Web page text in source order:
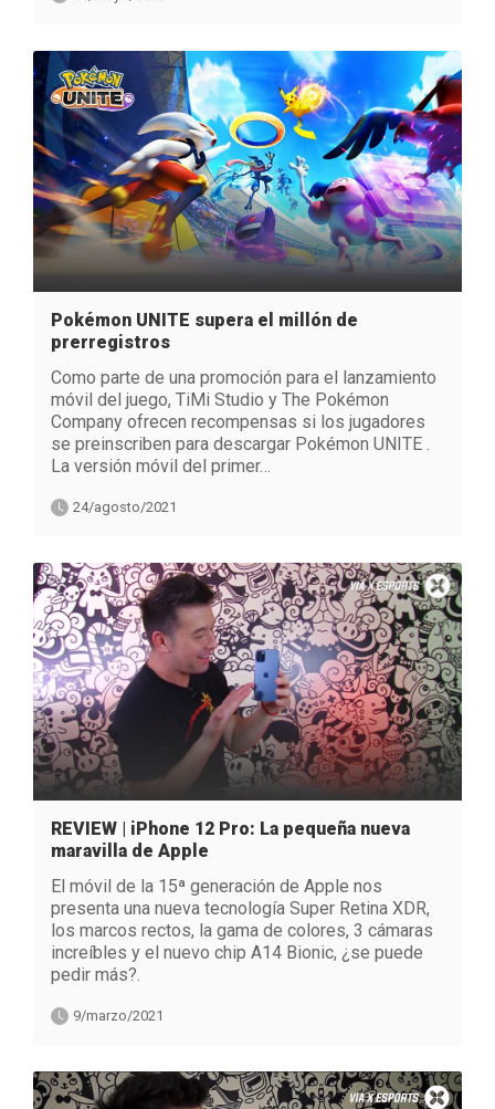
Pokémon UNITE supera el millón de
prerregistros
Como parte de una promoción para el lanzamiento
móvil del juego, TiMi Studio y The Pokémon
Company ofrecen recompensas si los jugadores
se preinscriben para descargar Pokémon UNITE .
La versión móvil del primer…
24/agosto/2021
REVIEW | iPhone 12 Pro​: La pequeña nueva
maravilla de Apple​
El móvil de la 15ª generación de Apple nos
presenta una nueva tecnología Super Retina XDR,
los marcos rectos, la gama de colores, 3 cámaras
increíbles y el nuevo chip A14 Bionic, ¿se puede
pedir más?.
9/marzo/2021